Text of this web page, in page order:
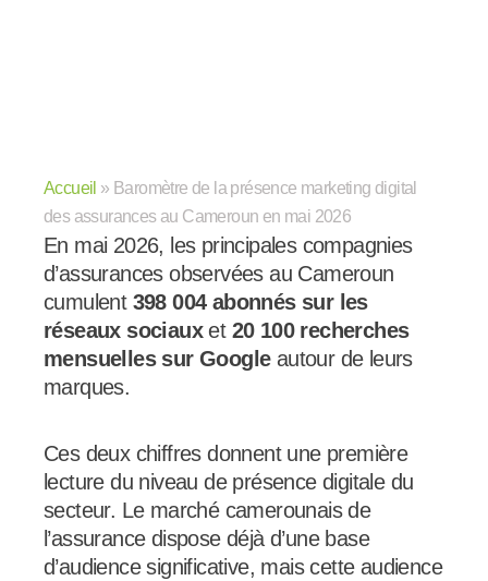
Accueil » Baromètre de la présence marketing digital
des assurances au Cameroun en mai 2026
En mai 2026, les principales compagnies
d’assurances observées au Cameroun
cumulent 398 004 abonnés sur les
réseaux sociauxet 20 100 recherches
mensuelles sur Googleautour de leurs
marques.
Ces deux chiffres donnent une première
lecture du niveau de présence digitale du
secteur. Le marché camerounais de
l’assurance dispose déjà d’une base
d’audience significative, mais cette audience